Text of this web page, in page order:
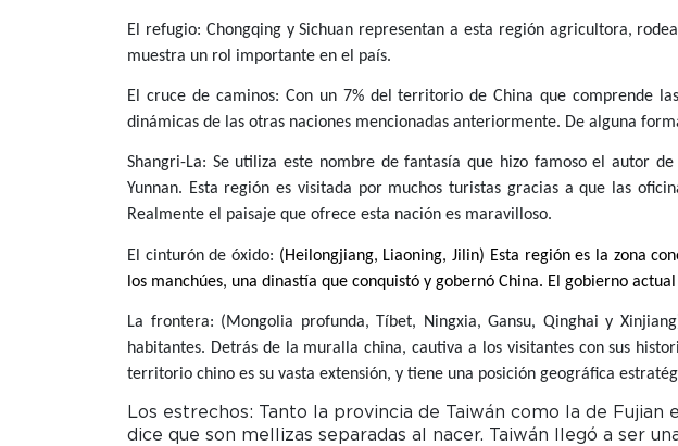
El refugio: Chongqing y Sichuan representan a esta región agricultora,
muestra un rol importante en el país.
El cruce de caminos: Con un 7% del territorio de China que comprende
dinámicas de las otras naciones mencionadas anteriormente. De alguna
Shangri-La: Se utiliza este nombre de fantasía que hizo famoso el autor
Yunnan. Esta región es visitada por muchos turistas gracias a que las
Realmente el paisaje que ofrece esta nación es maravilloso.
El cinturón de óxido: (Heilongjiang, Liaoning, Jilin) Esta región es la zona
los manchúes, una dinastía que conquistó y gobernó China. El gobierno
La frontera: (Mongolia profunda, Tíbet, Ningxia, Gansu, Qinghai y
habitantes. Detrás de la muralla china, cautiva a los visitantes con sus
territorio chino es su vasta extensión, y tiene una posición geográfica
Los estrechos: Tanto la provincia de Taiwán como la de
dice que son mellizas separadas al nacer. Taiwán llegó a ser